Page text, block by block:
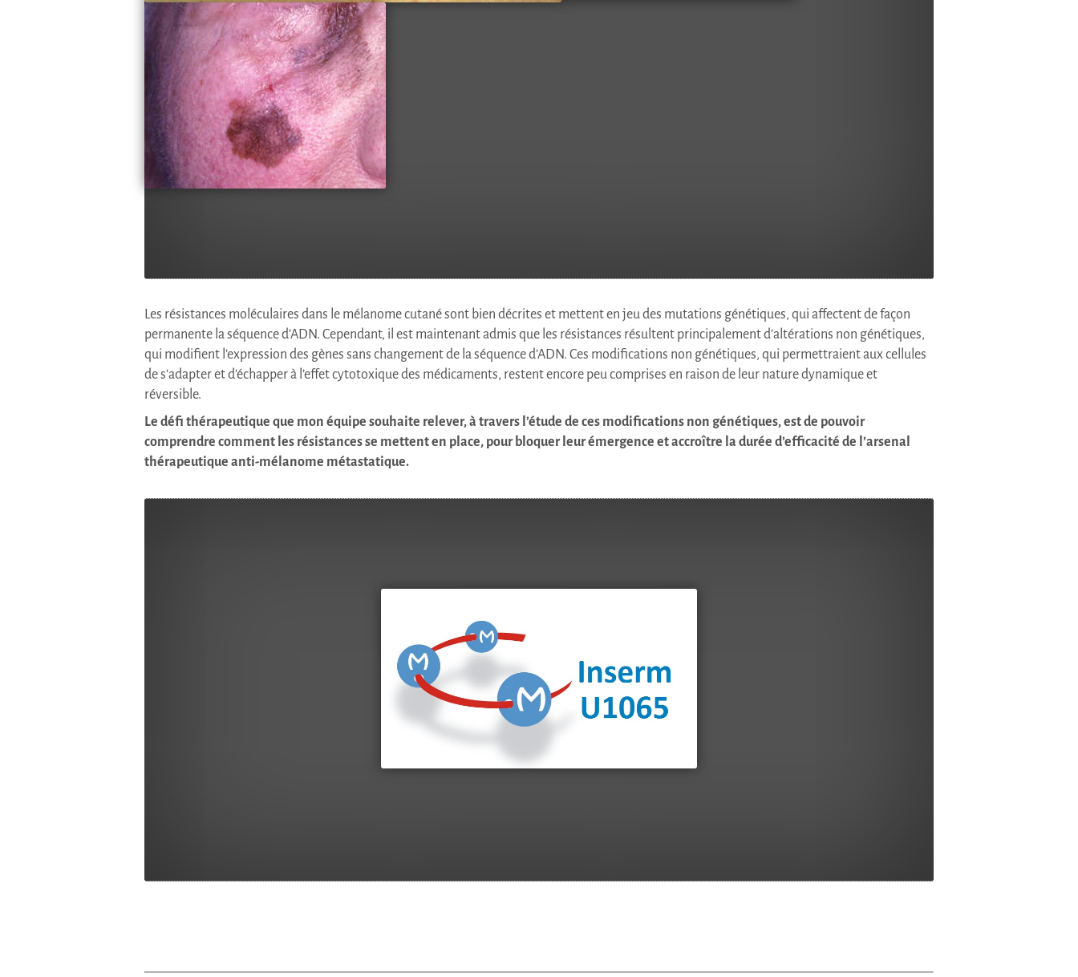
Les résistances moléculaires dans le mélanome cutané sont bien décrites et mettent en jeu des mutations génétiques, qui affectent de façon
permanente la séquence d’ADN. Cependant, il est maintenant admis que les résistances résultent principalement d’altérations non génétiques,
qui modifient l’expression des gènes sans changement de la séquence d’ADN. Ces modifications non génétiques, qui permettraient aux cellules
de s’adapter et d’échapper à l’effet cytotoxique des médicaments, restent encore peu comprises en raison de leur nature dynamique et
réversible.
Le défi thérapeutique que mon équipe souhaite relever, à travers l’étude de ces modifications non génétiques, est de pouvoir
comprendre comment les résistances se mettent en place, pour bloquer leur émergence et accroître la durée d’efficacité de l’arsenal
thérapeutique anti-mélanome métastatique.